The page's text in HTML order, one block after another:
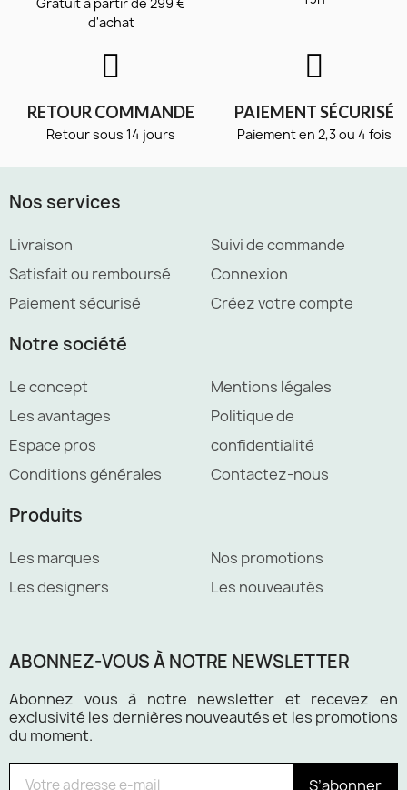
Gratuit à partir de 299 €
d'achat
RETOUR COMMANDE
Retour sous 14 jours
PAIEMENT SÉCURISÉ
Paiement en 2,3 ou 4 fois
Nos services
Livraison
Satisfait ou remboursé
Paiement sécurisé
Suivi de commande
Connexion
Créez votre compte
Notre société
Le concept
Les avantages
Espace pros
Conditions générales
Mentions légales
Politique de
confidentialité
Contactez-nous
Produits
Les marques
Les designers
Nos promotions
Les nouveautés
ABONNEZ-VOUS À NOTRE NEWSLETTER
Abonnez vous à notre newsletter et recevez en
exclusivité les dernières nouveautés et les promotions
du moment.
S’abonner